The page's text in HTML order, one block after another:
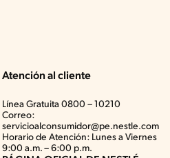
Atención al cliente
Línea Gratuita 0800 – 10210
Correo:
servicioalconsumidor@pe.nestle.com
Horario de Atención: Lunes a Viernes
9:00 a.m. – 6:00 p.m.